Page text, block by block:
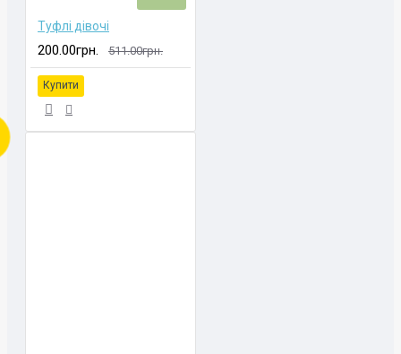
Туфлі дівочі
200.00грн. 511.00грн.
Купити